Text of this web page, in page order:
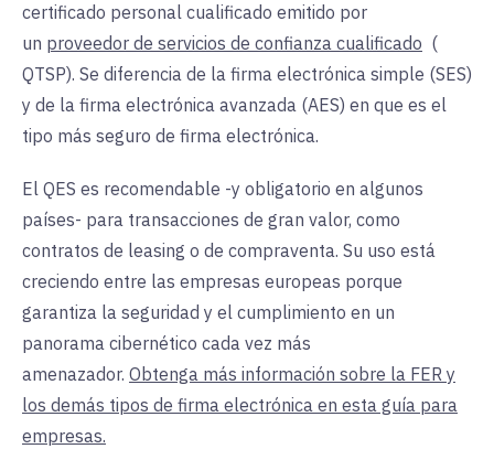
certificado personal cualificado emitido por
un proveedor de servicios de confianza cualificado (
QTSP). Se diferencia de la firma electrónica simple (SES)
y de la firma electrónica avanzada (AES) en que es el
tipo más seguro de firma electrónica.
El QES es recomendable -y obligatorio en algunos
países- para transacciones de gran valor, como
contratos de leasing o de compraventa. Su uso está
creciendo entre las empresas europeas porque
garantiza la seguridad y el cumplimiento en un
panorama cibernético cada vez más
amenazador. Obtenga más información sobre la FER y
los demás tipos de firma electrónica en esta guía para
empresas.